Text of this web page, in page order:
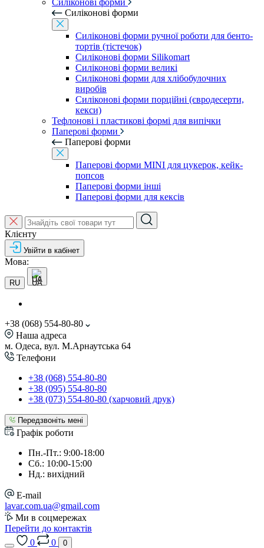
Силіконові форми
Силіконові форми
Силіконові форми ручної роботи для бенто-
тортів (тістечок)
Силіконові форми Silikomart
Силіконові форми великі
Силіконові форми для хлібобулочних
виробів
Силіконові форми порційні (євродесерти,
кекси)
Тефлонові і пластикові формі для випічки
Паперові форми
Паперові форми
Паперові форми MINI для цукерок, кейк-
попсов
Паперові форми інші
Паперові форми для кексів
Клієнту
Увійти в кабінет
Мова:
RU UA
+38 (068) 554-80-80
Наша адреса
м. Одеса, вул. М.Арнаутська 64
Телефони
+38 (068) 554-80-80
+38 (095) 554-80-80
+38 (073) 554-80-80 (харчовий друк)
Передзвоніть мені
Графік роботи
Пн.-Пт.: 9:00-18:00
Сб.: 10:00-15:00
Нд.: вихідний
E-mail
lavar.com.ua@gmail.com
Ми в соцмережах
Перейти до контактів
0
0 0